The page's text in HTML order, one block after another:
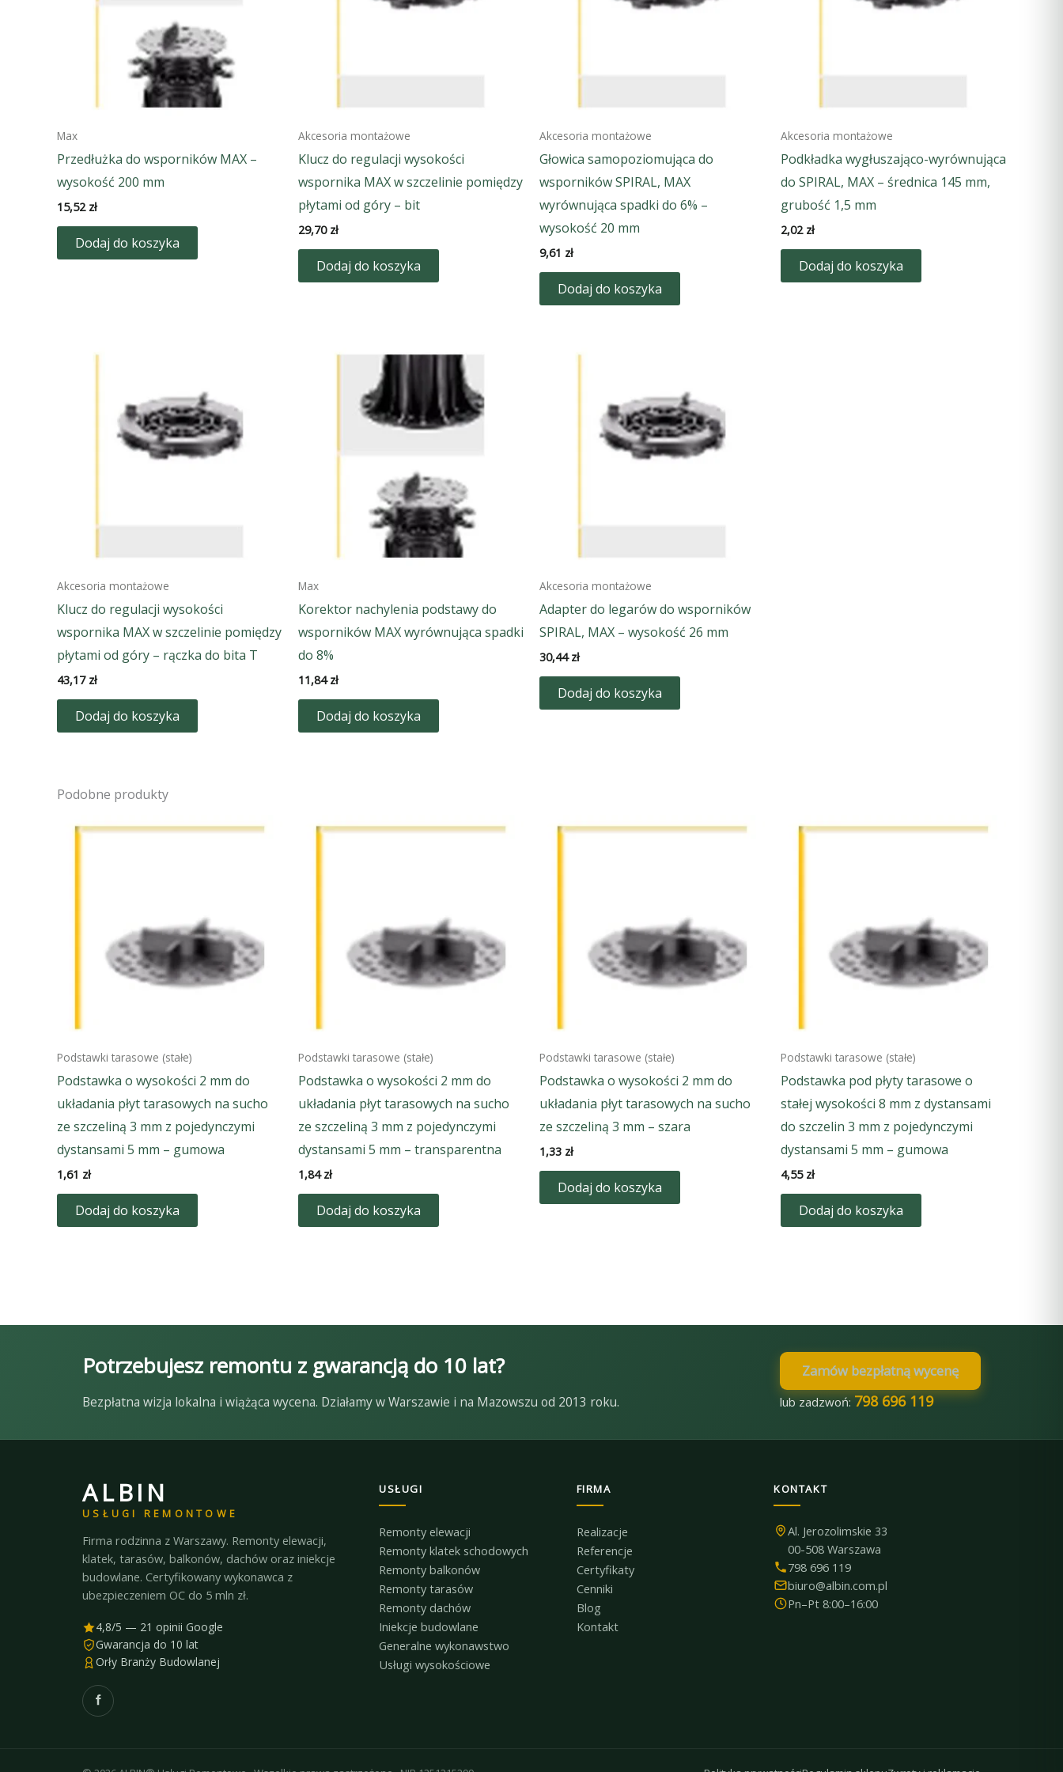
Max
Przedłużka do wsporników MAX –
wysokość 200 mm
15,52 zł
Dodaj do koszyka
Akcesoria montażowe
Klucz do regulacji wysokości
wspornika MAX w szczelinie pomiędzy
płytami od góry – bit
29,70 zł
Dodaj do koszyka
Akcesoria montażowe
Głowica samopoziomująca do
wsporników SPIRAL, MAX
wyrównująca spadki do 6% –
wysokość 20 mm
9,61 zł
Dodaj do koszyka
Akcesoria montażowe
Podkładka wygłuszająco-wyrównująca
do SPIRAL, MAX – średnica 145 mm,
grubość 1,5 mm
2,02 zł
Dodaj do koszyka
Akcesoria montażowe
Klucz do regulacji wysokości
wspornika MAX w szczelinie pomiędzy
płytami od góry – rączka do bita T
43,17 zł
Dodaj do koszyka
Max
Korektor nachylenia podstawy do
wsporników MAX wyrównująca spadki
do 8%
11,84zł
Dodaj do koszyka
Akcesoria montażowe
Adapter do legarów do wsporników
SPIRAL, MAX – wysokość 26 mm
30,44zł
Dodaj do koszyka
Podobne produkty
Podstawki tarasowe (stałe)
Podstawka o wysokości 2 mm do
układania płyt tarasowych na sucho
ze szczeliną 3 mm z pojedynczymi
dystansami 5 mm – gumowa
1,61 zł
Dodaj do koszyka
Podstawki tarasowe (stałe)
Podstawka o wysokości 2 mm do
układania płyt tarasowych na sucho
ze szczeliną 3 mm z pojedynczymi
dystansami 5 mm – transparentna
1,84zł
Dodaj do koszyka
Podstawki tarasowe (stałe)
Podstawka o wysokości 2 mm do
układania płyt tarasowych na sucho
ze szczeliną 3 mm – szara
1,33 zł
Dodaj do koszyka
Podstawki tarasowe (stałe)
Podstawka pod płyty tarasowe o
stałej wysokości 8 mm z dystansami
do szczelin 3 mm z pojedynczymi
dystansami 5 mm – gumowa
4,55 zł
Dodaj do koszyka
Potrzebujesz remontu z gwarancją do 10 lat?
Bezpłatna wizja lokalna i wiążąca wycena. Działamy w Warszawie i na Mazowszu od 2013 roku.
Zamów bezpłatną wycenę
lub zadzwoń: 798 696 119
ALBIN
USŁUGI REMONTOWE
Firma rodzinna z Warszawy. Remonty elewacji,
klatek, tarasów, balkonów, dachów oraz iniekcje
budowlane. Certyfikowany wykonawca z
ubezpieczeniem OC do 5 mln zł.
4,8/5 — 21 opinii Google
Gwarancja do 10 lat
Orły Branży Budowlanej
USŁUGI
Remonty elewacji
Remonty klatek schodowych
Remonty balkonów
Remonty tarasów
Remonty dachów
Iniekcje budowlane
Generalne wykonawstwo
Usługi wysokościowe
FIRMA
Realizacje
Referencje
Certyfikaty
Cenniki
Blog
Kontakt
KONTAKT
Al. Jerozolimskie 33
00-508 Warszawa
798 696 119
biuro@albin.com.pl
Pn–Pt 8:00–16:00